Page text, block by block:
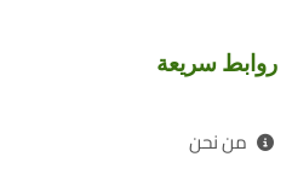
روابط سريعة
من نحن